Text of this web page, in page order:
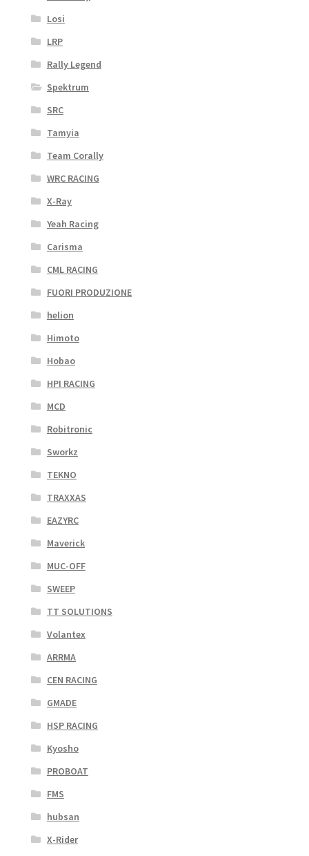
Losi
LRP
Rally Legend
Spektrum
SRC
Tamyia
Team Corally
WRC RACING
X-Ray
Yeah Racing
Carisma
CML RACING
FUORI PRODUZIONE
helion
Himoto
Hobao
HPI RACING
MCD
Robitronic
Sworkz
TEKNO
TRAXXAS
EAZYRC
Maverick
MUC-OFF
SWEEP
TT SOLUTIONS
Volantex
ARRMA
CEN RACING
GMADE
HSP RACING
Kyosho
PROBOAT
FMS
hubsan
X-Rider